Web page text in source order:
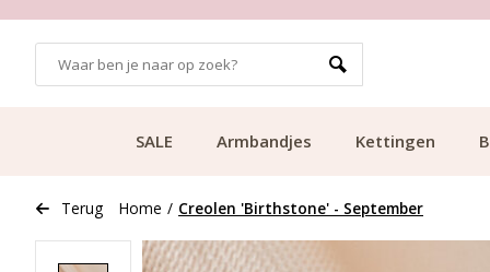
SALE Armbandjes Kettingen
Terug Home / Creolen 'Birthstone' - September